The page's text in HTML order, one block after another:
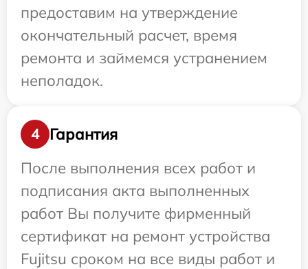
предоставим на утверждение
окончательный расчет, время
ремонта и займемся устранением
неполадок.
4
Гарантия
После выполнения всех работ и
подписания акта выполненных
работ Вы получите фирменный
сертификат на ремонт устройства
Fujitsu сроком на все виды работ и